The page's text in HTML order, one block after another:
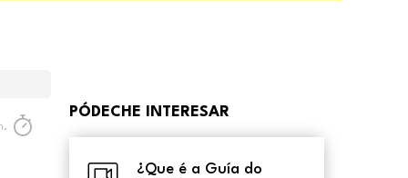
PÓDECHE INTERESAR
¿Que é a Guía do